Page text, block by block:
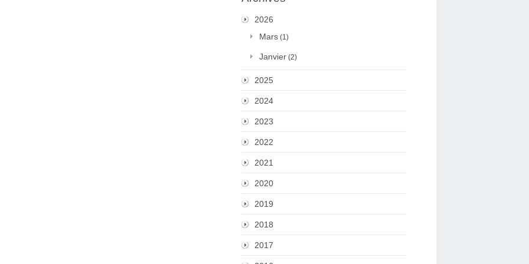
2026
Mars (1)
Janvier (2)
2025
2024
2023
2022
2021
2020
2019
2018
2017